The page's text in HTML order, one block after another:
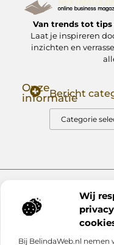
Wij
Bij BelindaWeb.nl nemen
Van trends tot tips
Laat je inspireren
inzichten en
Onze
informatie
Bericht
@2025